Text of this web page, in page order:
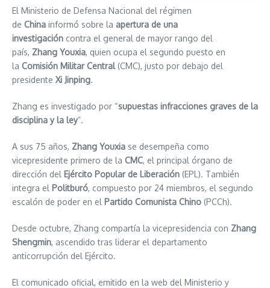
El Ministerio de Defensa Nacional del régimen
de China informó sobre la apertura de una
investigación contra el general de mayor rango del
país, Zhang Youxia, quien ocupa el segundo puesto en
la Comisión Militar Central(CMC), justo por debajo del
presidente Xi Jinping.
Zhang es investigado por “supuestas infracciones graves de la
disciplina y la ley”.
A sus 75 años, Zhang Youxia se desempeña como
vicepresidente primero de la CMC, el principal órgano de
dirección del Ejército Popular de Liberación (EPL). También
integra el Politburó, compuesto por 24 miembros, el segundo
escalón de poder en el Partido Comunista Chino (PCCh).
Desde octubre, Zhang compartía la vicepresidencia con Zhang
Shengmin, ascendido tras liderar el departamento
anticorrupción del Ejército.
El comunicado oficial, emitido en la web del Ministerio y